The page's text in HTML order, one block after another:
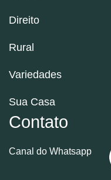
Direito
Rural
Variedades
Sua Casa
Contato
Canal do Whatsapp